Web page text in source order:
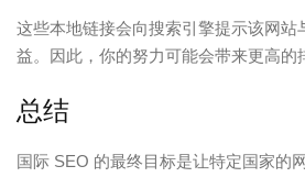
这些本地链接会向搜索引擎提示该网站
益。因此，你的努力可能会带来更高的
总结
国际 SEO 的最终目标是让特定国家的